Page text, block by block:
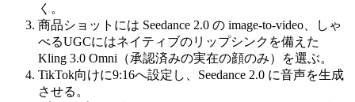
く。
商品ショットには Seedance 2.0 の image-to-video、しゃ
べるUGCにはネイティブのリップシンクを備えた
Kling 3.0 Omni（承認済みの実在の顔のみ）を選ぶ。
TikTok向けに9:16へ設定し、Seedance 2.0 に音声を生成
させる。